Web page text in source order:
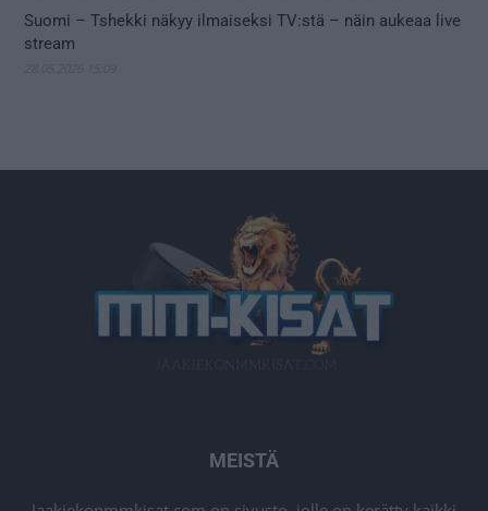
Suomi – Tshekki näkyy ilmaiseksi TV:stä – näin aukeaa live
stream
MEISTÄ